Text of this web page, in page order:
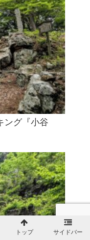
ング『小谷
トップ サイドバー